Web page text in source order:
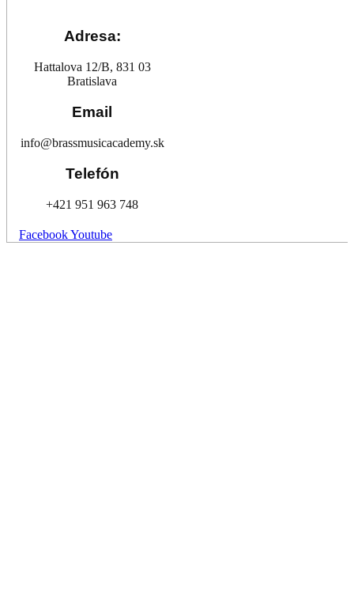
Adresa:
Hattalova 12/B, 831 03
Bratislava
Email
info@brassmusicacademy.sk
Telefón
+421 951 963 748
FacebookYoutube